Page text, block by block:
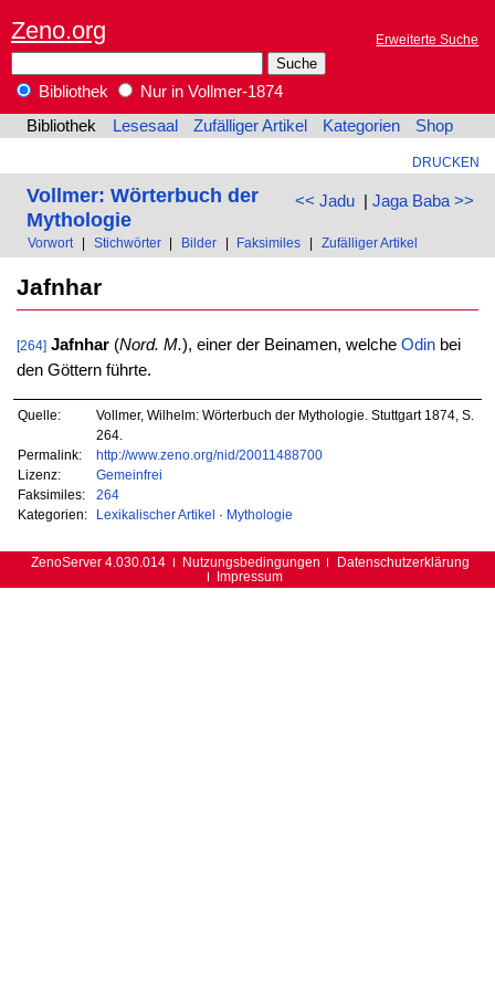
Zeno.org Erweiterte Suche
Bibliothek
Nur in Vollmer-1874
Bibliothek
Lesesaal Zufälliger Artikel Kategorien Shop
DRUCKEN
<< Jadu| Jaga Baba >>
Vollmer: Wörterbuch der
Mythologie
Vorwort Stichwörter Bilder Faksimiles Zufälliger Artikel
Jafnhar
[264] Jafnhar(Nord. M.), einer der Beinamen, welche Odinbei
den Göttern führte.
Quelle:
Vollmer, Wilhelm: Wörterbuch der Mythologie. Stuttgart 1874, S.
264.
Permalink:
http://www.zeno.org/nid/20011488700
Lizenz:
Gemeinfrei
Faksimiles:
264
Kategorien:
Lexikalischer Artikel · Mythologie
ZenoServer 4.030.014 Nutzungsbedingungen
Datenschutzerklärung
Impressum